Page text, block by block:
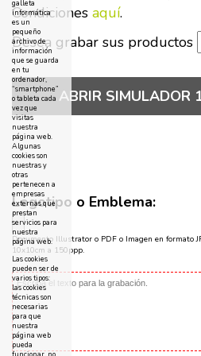
Condiciones aquí.
Desea grabar sus productos
ABRIR SIMULADOR
Logotipo o Emblema:
Documento Illustrator o PDF o Imagen en formato
10x10cm a 150ppp.
galleta
informática
es un
pequeño
archivo de
información
que se guarda
en tu
ordenador,
“smartphone”
o tableta cada
vez que
visitas
nuestra
página web.
Algunas
cookies son
nuestras y
otras
pertenecen a
empresas
externas que
prestan
servicios para
nuestra
página web.
Las cookies
pueden ser de
varios tipos:
las cookies
técnicas son
necesarias
para que
nuestra
página web
pueda